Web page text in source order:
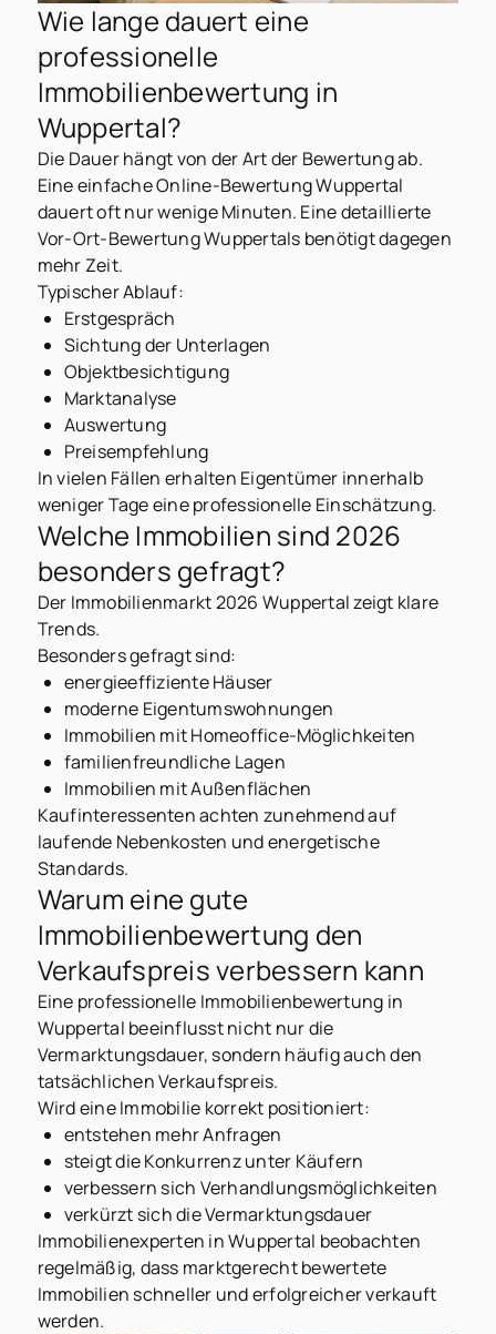
Wie lange dauert eine
professionelle
Immobilienbewertung in
Wuppertal?
Die Dauer hängt von der Art der Bewertung ab.
Eine einfache Online-Bewertung Wuppertal
dauert oft nur wenige Minuten. Eine detaillierte
Vor-Ort-Bewertung Wuppertals benötigt dagegen
mehr Zeit.
Typischer Ablauf:
Erstgespräch
Sichtung der Unterlagen
Objektbesichtigung
Marktanalyse
Auswertung
Preisempfehlung
In vielen Fällen erhalten Eigentümer innerhalb
weniger Tage eine professionelle Einschätzung.
Welche Immobilien sind 2026
besonders gefragt?
Der Immobilienmarkt 2026 Wuppertal zeigt klare
Trends.
Besonders gefragt sind:
energieeffiziente Häuser
moderne Eigentumswohnungen
Immobilien mit Homeoffice-Möglichkeiten
familienfreundliche Lagen
Immobilien mit Außenflächen
Kaufinteressenten achten zunehmend auf
laufende Nebenkosten und energetische
Standards.
Warum eine gute
Immobilienbewertung den
Verkaufspreis verbessern kann
Eine professionelle Immobilienbewertung in
Wuppertal beeinflusst nicht nur die
Vermarktungsdauer, sondern häufig auch den
tatsächlichen Verkaufspreis.
Wird eine Immobilie korrekt positioniert:
entstehen mehr Anfragen
steigt die Konkurrenz unter Käufern
verbessern sich Verhandlungsmöglichkeiten
verkürzt sich die Vermarktungsdauer
Immobilienexperten in Wuppertal beobachten
regelmäßig, dass marktgerecht bewertete
Immobilien schneller und erfolgreicher verkauft
werden.